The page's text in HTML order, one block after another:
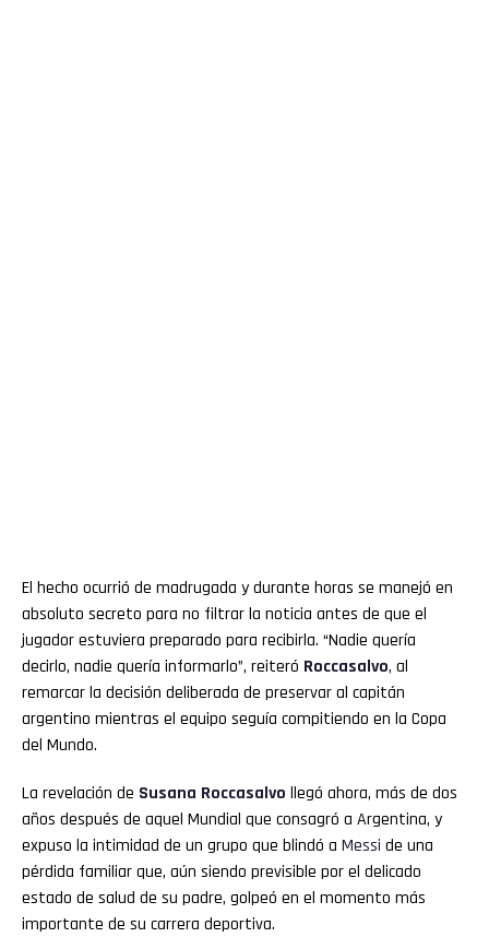
El hecho ocurrió de madrugada y durante horas se manejó en
absoluto secreto para no filtrar la noticia antes de que el
jugador estuviera preparado para recibirla. “Nadie quería
decirlo, nadie quería informarlo”, reiteró Roccasalvo, al
remarcar la decisión deliberada de preservar al capitán
argentino mientras el equipo seguía compitiendo en la Copa
del Mundo.
La revelación de Susana Roccasalvo llegó ahora, más de dos
años después de aquel Mundial que consagró a Argentina, y
expuso la intimidad de un grupo que blindó a Messi de una
pérdida familiar que, aún siendo previsible por el delicado
estado de salud de su padre, golpeó en el momento más
importante de su carrera deportiva.